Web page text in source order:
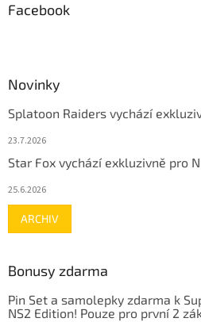
Facebook
Novinky
Splatoon Raiders vychází
23.7.2026
Star Fox vychází exkluzivně pro
25.6.2026
ARCHIV
Bonusy zdarma
Pin Set a samolepky zdarma k
NS2 Edition! Pouze pro první 2